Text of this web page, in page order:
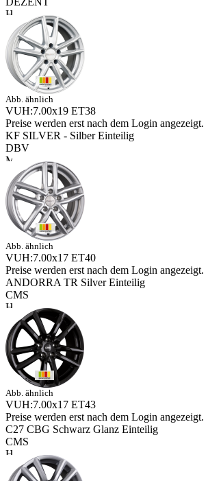
Abb. ähnlich
VUH:7.00x19 ET38
Preise werden erst nach dem Login angezeigt.
KF SILVER - Silber Einteilig
DBV
Abb. ähnlich
VUH:7.00x17 ET40
Preise werden erst nach dem Login angezeigt.
ANDORRA TR Silver Einteilig
CMS
Abb. ähnlich
VUH:7.00x17 ET43
Preise werden erst nach dem Login angezeigt.
C27 CBG Schwarz Glanz Einteilig
CMS